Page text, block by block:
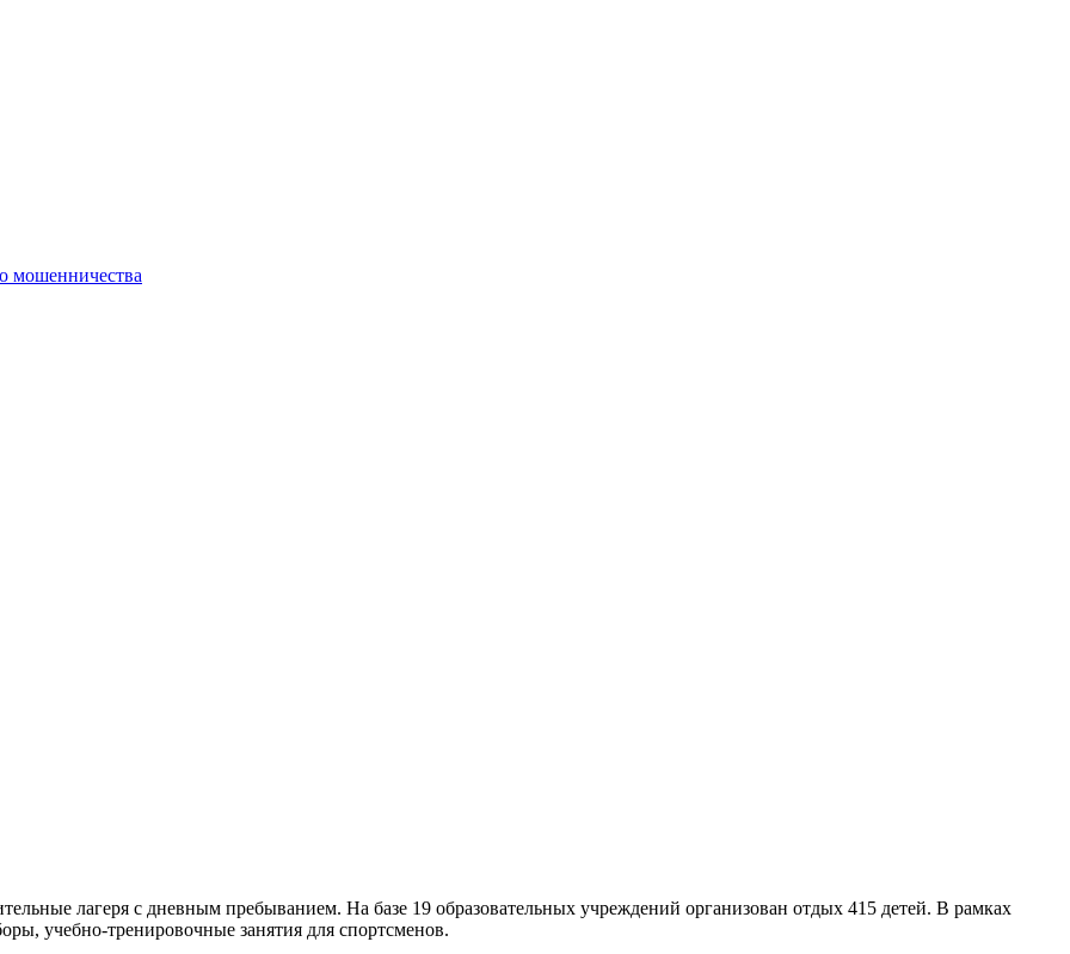
мошенничества
лагеря с дневным пребыванием. На базе 19 образовательных учреждений организован отдых 415 детей. В рамках
учебно-тренировочные занятия для спортсменов.